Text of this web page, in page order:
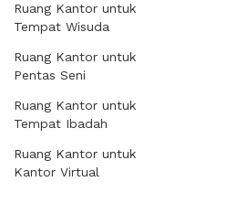
Ruang Kantor untuk
Tempat Wisuda
Ruang Kantor untuk
Pentas Seni
Ruang Kantor untuk
Tempat Ibadah
Ruang Kantor untuk
Kantor Virtual